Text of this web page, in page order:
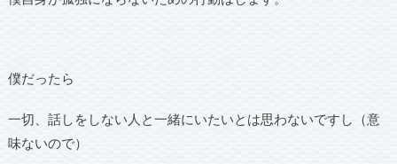
僕だったら
一切、話しをしない人と一緒にいたいとは思わないですし（意
味ないので）